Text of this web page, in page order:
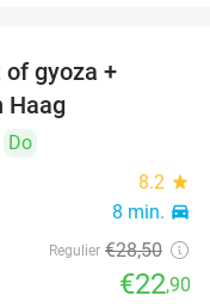
gyoza +
Haag
Do
8.2 star
8 min. directions_car
Regulier €28,50
€22,90